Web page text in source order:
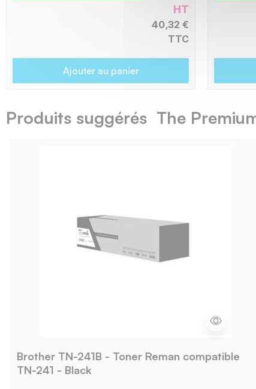
HT
40,32 €
TTC
Ajouter au panier
Produits suggérés The
Brother TN-241B - Toner Reman compatible
TN-241 - Black